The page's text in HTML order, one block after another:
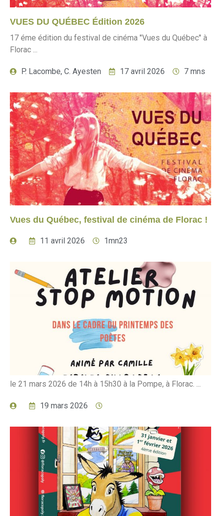
VUES DU QUÉBEC Édition 2026
17 éme édition du festival de cinéma "Vues du Québec" à
Florac ...
P. Lacombe, C. Ayesten 17 avril 2026 7 mns
Vues du Québec, festival de cinéma de Florac !
11 avril 2026 1mn23
le 21 mars 2026 de 14h à 15h30 à la Pompe, à Florac. ...
19 mars 2026